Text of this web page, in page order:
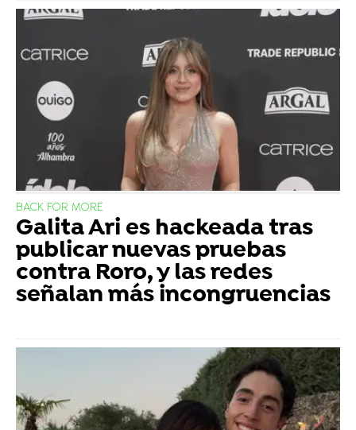
BACK FOR MORE
Galita Ari es hackeada tras
publicar nuevas pruebas
contra Roro, y las redes
señalan más incongruencias